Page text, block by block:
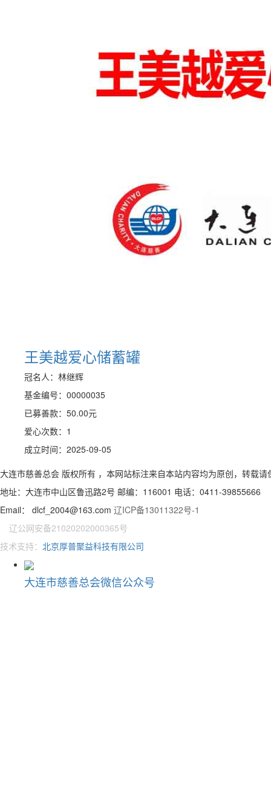
王美越爱心储蓄罐
冠名人：林继辉
基金编号：00000035
已募善款： 50.00元
爱心次数：1
成立时间：2025-09-05
大连市慈善总会 版权所有 ，本网站标注来自本站内容均为原创，转载请
地址：大连市中山区鲁迅路2号 邮编：116001 电话：0411-39855666
Email： dlcf_2004@163.com 辽ICP备13011322号-1
辽公网安备21020202000365号
技术支持： 北京厚普聚益科技有限公司
大连市慈善总会微信公众号